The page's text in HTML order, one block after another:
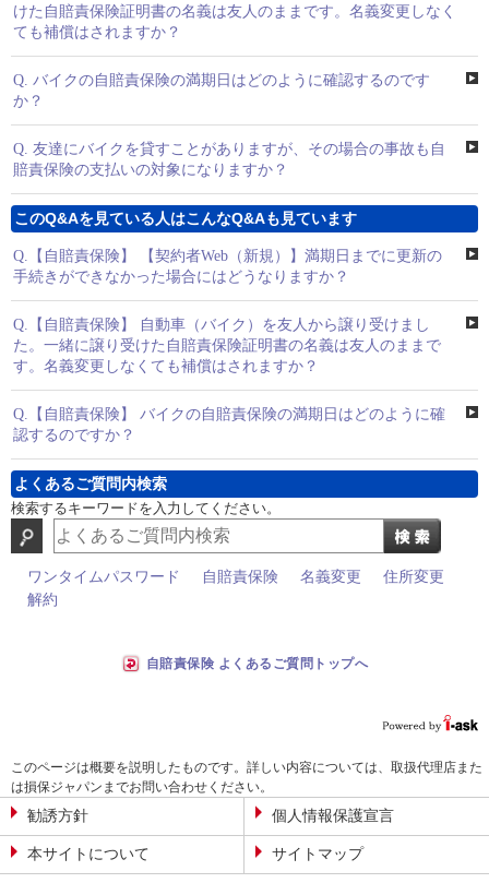
けた自賠責保険証明書の名義は友人のままです。名義変更しなく
ても補償はされますか？
Q. バイクの自賠責保険の満期日はどのように確認するのです
か？
Q. 友達にバイクを貸すことがありますが、その場合の事故も自
賠責保険の支払いの対象になりますか？
このQ&Aを見ている人はこんなQ&Aも見ています
Q. 【自賠責保険】 【契約者Web（新規）】満期日までに更新の
手続きができなかった場合にはどうなりますか？
Q. 【自賠責保険】 自動車（バイク）を友人から譲り受けまし
た。一緒に譲り受けた自賠責保険証明書の名義は友人のままで
す。名義変更しなくても補償はされますか？
Q. 【自賠責保険】 バイクの自賠責保険の満期日はどのように確
認するのですか？
よくあるご質問内検索
検索するキーワードを入力してください。
ワンタイムパスワード 自賠責保険 名義変更
住所変更
解約
自賠責保険 よくあるご質問トップへ
このページは概要を説明したものです。詳しい内容については、取扱代理店また
は損保ジャパンまでお問い合わせください。
勧誘方針 個人情報保護宣言
本サイトについて サイトマップ